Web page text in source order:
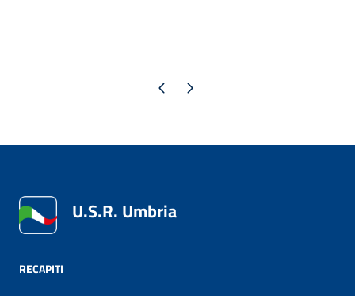
Pagina precedente
Pagina successiva
U.S.R. Umbria
RECAPITI